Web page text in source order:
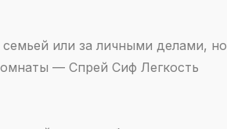
или за личными делами, но
— Спрей Сиф Легкость